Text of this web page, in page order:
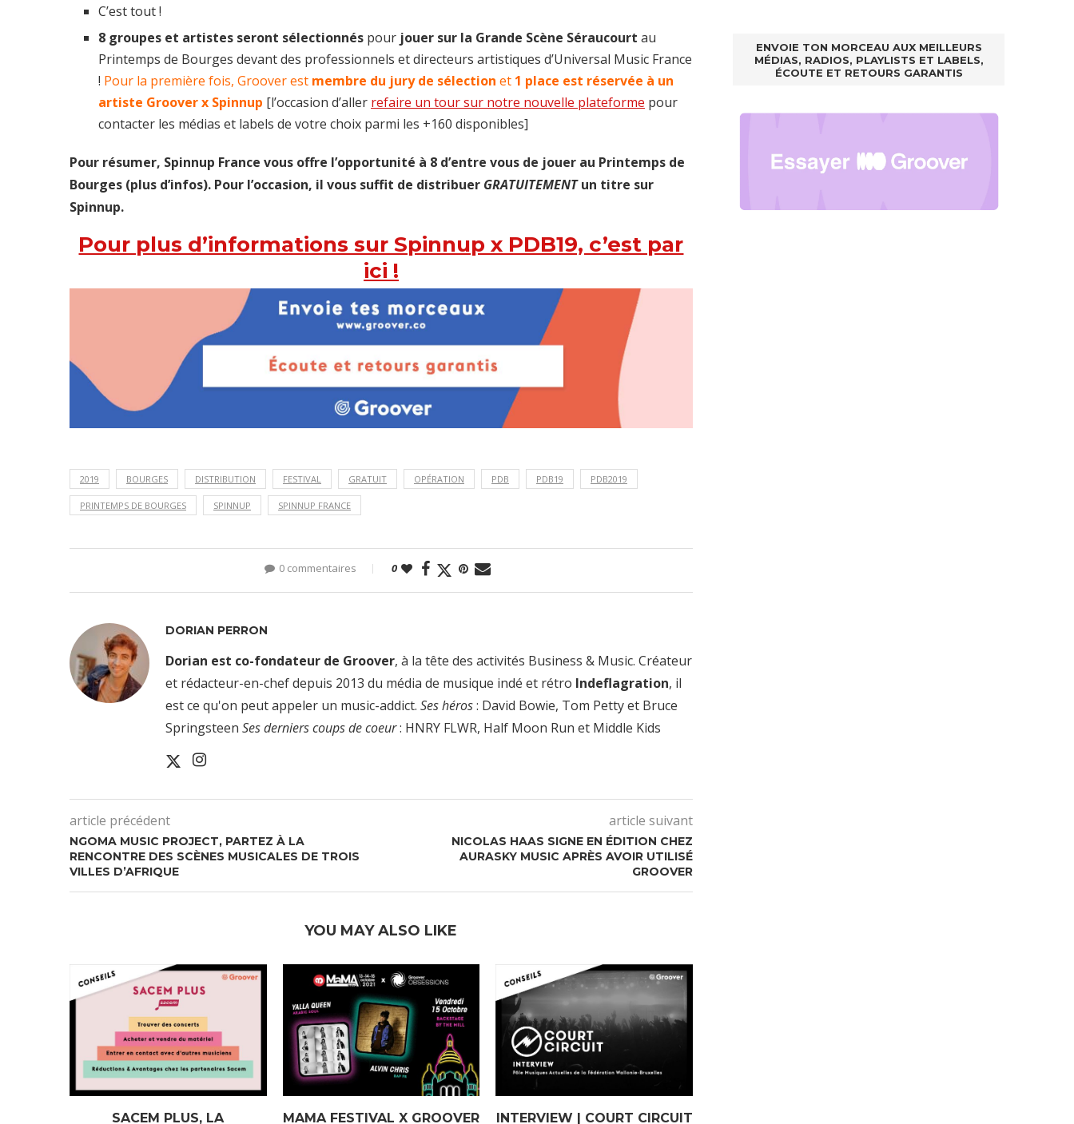
C’est tout !
8 groupes et artistes seront sélectionnés pour jouer sur la Grande Scène Séraucourt au
Printemps de Bourges devant des professionnels et directeurs artistiques d’Universal Music France
! Pour la première fois, Groover est membre du jury de sélection et 1 place est réservée à un
artiste Groover x Spinnup [l’occasion d’aller refaire un tour sur notre nouvelle plateforme pour
contacter les médias et labels de votre choix parmi les +160 disponibles]
Pour résumer, Spinnup France vous offre l’opportunité à 8 d’entre vous de jouer au Printemps de
Bourges (plus d’infos). Pour l’occasion, il vous suffit de distribuer GRATUITEMENTun titre sur
Spinnup.
Pour plus d’informations sur Spinnup x PDB19, c’est par
ici !
2019 BOURGES DISTRIBUTION FESTIVAL GRATUIT OPÉRATION PDB PDB19 PDB2019
PRINTEMPS DE BOURGES SPINNUP SPINNUP FRANCE
0 commentaires 0
DORIAN PERRON
Dorian est co-fondateur de Groover, à la tête des activités Business & Music. Créateur
et rédacteur-en-chef depuis 2013 du média de musique indé et rétro Indeflagration, il
est ce qu'on peut appeler un music-addict. Ses héros: David Bowie, Tom Petty et Bruce
Springsteen Ses derniers coups de coeur: HNRY FLWR, Half Moon Run et Middle Kids
article précédent
NGOMA MUSIC PROJECT, PARTEZ À LA
RENCONTRE DES SCÈNES MUSICALES DE TROIS
VILLES D’AFRIQUE
article suivant
NICOLAS HAAS SIGNE EN ÉDITION CHEZ
AURASKY MUSIC APRÈS AVOIR UTILISÉ
GROOVER
YOU MAY ALSO LIKE
SACEM PLUS, LA MAMA FESTIVAL X GROOVER INTERVIEW | COURT CIRCUIT
ENVOIE TON MORCEAU AUX MEILLEURS
MÉDIAS, RADIOS, PLAYLISTS ET LABELS,
ÉCOUTE ET RETOURS GARANTIS